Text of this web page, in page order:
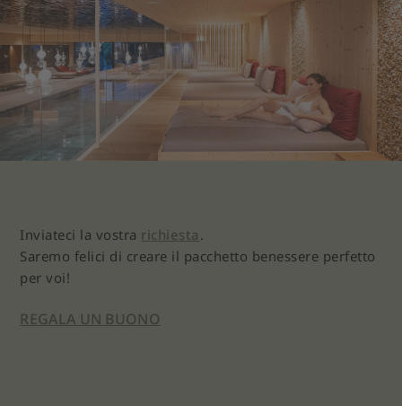
Inviateci la vostra richiesta .
Saremo felici di creare il pacchetto benessere perfetto
per voi!
REGALA UN BUONO